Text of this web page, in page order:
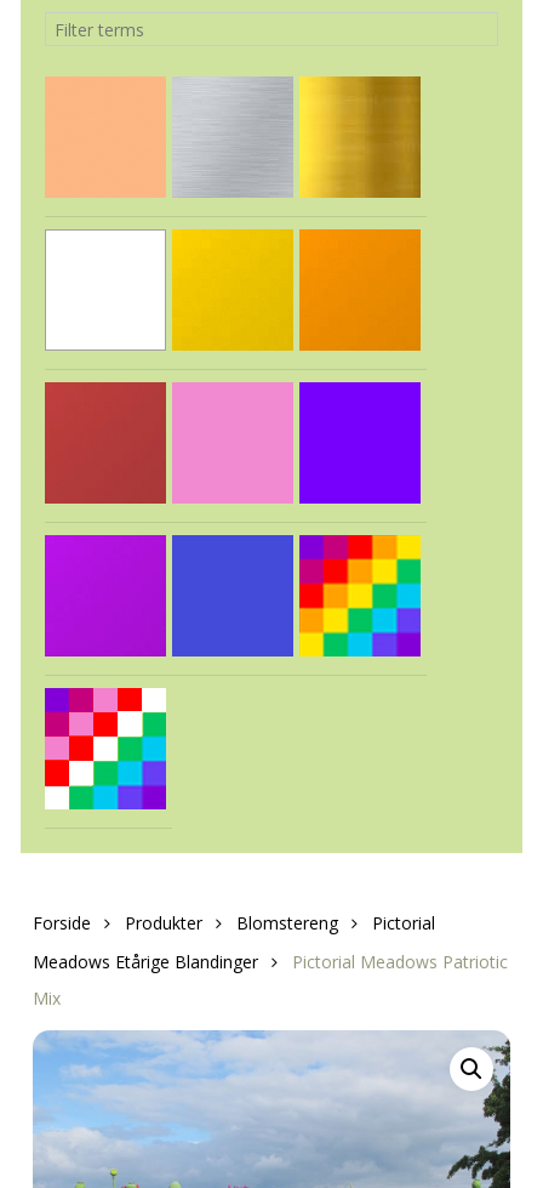
Forside Produkter Blomstereng
Pictorial
Meadows Etårige Blandinger
Pictorial Meadows Patriotic
Mix